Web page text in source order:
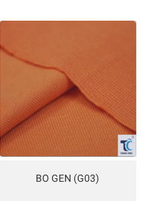
BO GEN (G03)